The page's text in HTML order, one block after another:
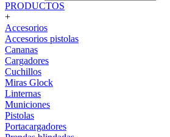
PRODUCTOS
+
Accesorios
Accesorios pistolas
Cananas
Cargadores
Cuchillos
Miras Glock
Linternas
Municiones
Pistolas
Portacargadores